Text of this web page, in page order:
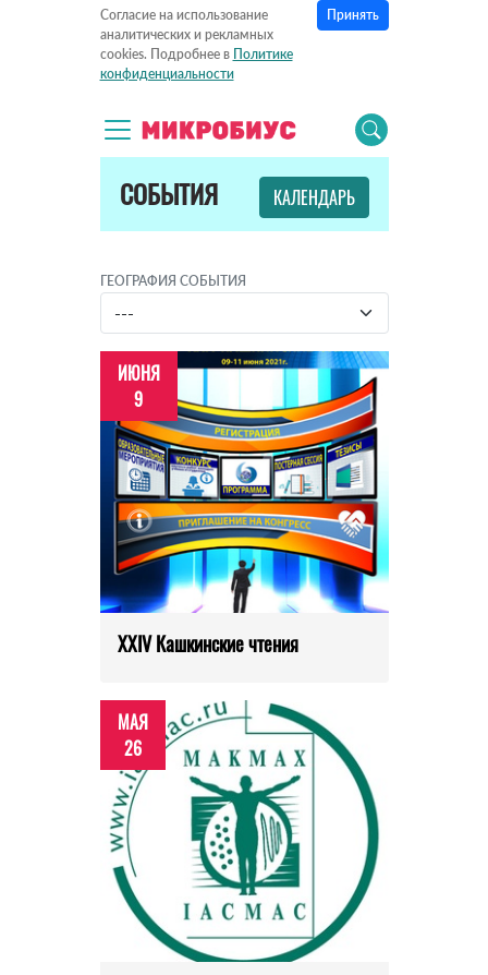
Согласие на использование
аналитических и рекламных
cookies. Подробнее в Политике
конфиденциальности
Принять
СОБЫТИЯ КАЛЕНДАРЬ
ГЕОГРАФИЯ СОБЫТИЯ
ИЮНЯ
9
XXIV Кашкинские чтения
МАЯ
26